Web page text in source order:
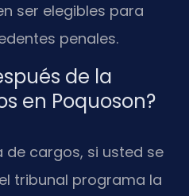
ser elegibles para
penales.
de la
en Poquoson?
de cargos, si usted se
tribunal programa la